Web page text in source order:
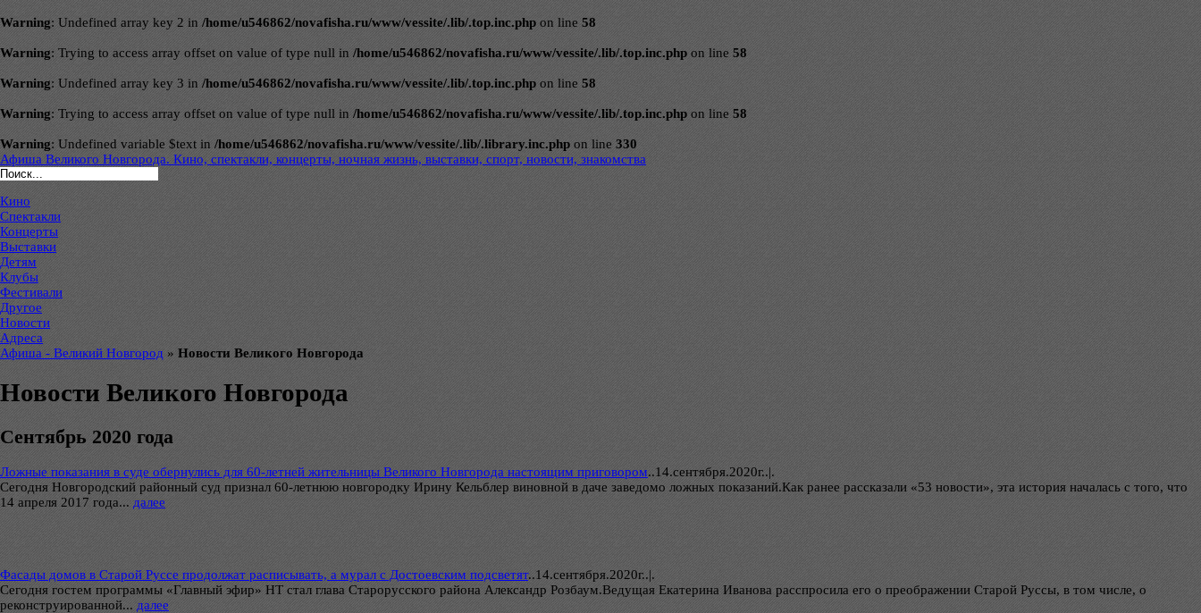
Warning: Undefined array key 2 in /home/u546862/novafisha.ru/www/vessite/.lib/.top.inc.php on line 58
Warning: Trying to access array offset on value of type null in /home/u546862/novafisha.ru/www/vessite/.lib/.top.inc.php on line 58
Warning: Undefined array key 3 in /home/u546862/novafisha.ru/www/vessite/.lib/.top.inc.php on line 58
Warning: Trying to access array offset on value of type null in /home/u546862/novafisha.ru/www/vessite/.lib/.top.inc.php on line 58
Warning: Undefined variable $text in /home/u546862/novafisha.ru/www/vessite/.lib/.library.inc.php on line 330
Афиша Великого Новгорода. Кино, спектакли, концерты, ночная жизнь, выставки, спорт, новости, знакомства
Кино
Спектакли
Концерты
Выставки
Детям
Клубы
Фестивали
Другое
Новости
Адреса
Афиша - Великий Новгород » Новости Великого Новгорода
Новости Великого Новгорода
Сентябрь 2020 года
Ложные показания в суде обернулись для 60-летней жительницы Великого Новгорода настоящим приговором..14.сентября.2020г..|.
Сегодня Новгородский районный суд признал 60-летнюю новгородку Ирину Кельблер виновной в даче заведомо ложных показаний.Как ранее рассказали «53 новости», эта история началась с того, что
14 апреля 2017 года... далее
Фасады домов в Старой Руссе продолжат расписывать, а мурал с Достоевским подсветят..14.сентября.2020г..|.
Сегодня гостем программы «Главный эфир» НТ стал глава Старорусского района Александр Розбаум.Ведущая Екатерина Иванова расспросила его о преображении Старой Руссы, в том числе, о
реконструированной... далее